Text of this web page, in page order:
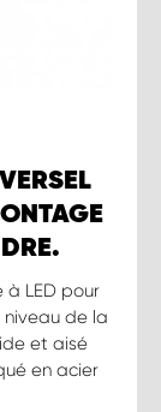
LED pour
de la
et aisé
en acier